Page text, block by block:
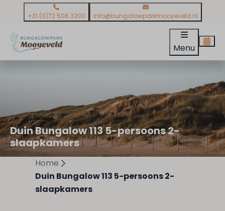
+31 (0)72 506 3200 info@bungalowparkmooyeveld.nl
Menu
Duin Bungalow 113 5-persoons 2-
slaapkamers
Home
Duin Bungalow 113 5-persoons 2-
slaapkamers